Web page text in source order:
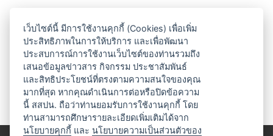
เว็บไซต์นี้ มีการใช้งานคุกกี้ (Cookies) เพื่อเพิ่ม
ประสิทธิภาพในการให้บริการ และเพื่อพัฒนา
ประสบการณ์การใช้งานเว็บไซต์ของท่านรวมถึง
เสนอข้อมูลข่าวสาร กิจกรรม ประชาสัมพันธ์
และสิทธิประโยชน์ที่ตรงตามความสนใจของคุณ
มากที่สุด หากคุณดำเนินการต่อหรือปิดข้อความ
นี้ สสปน. ถือว่าท่านยอมรับการใช้งานคุกกี้ โดย
ท่านสามารถศึกษารายละเอียดเพิ่มเติมได้จาก
นโยบายคุกกี้ และนโยบายความเป็นส่วนตัวของ